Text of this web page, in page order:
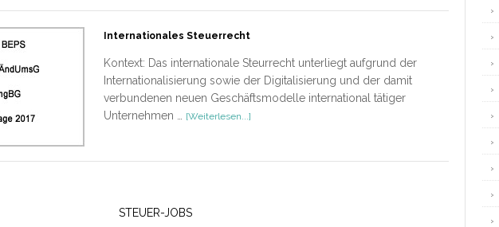
Betriebsstätten
dem
Fremdvergleichsgrundsatz
Internationales Steuerrecht
Kontext: Das internationale Steurrecht unterliegt aufgrund der
Internationalisierung sowie der Digitalisierung und der damit
verbundenen neuen Geschäftsmodelle international tätiger
Unternehmen …
[Weiterlesen...]
STEUER-JOBS